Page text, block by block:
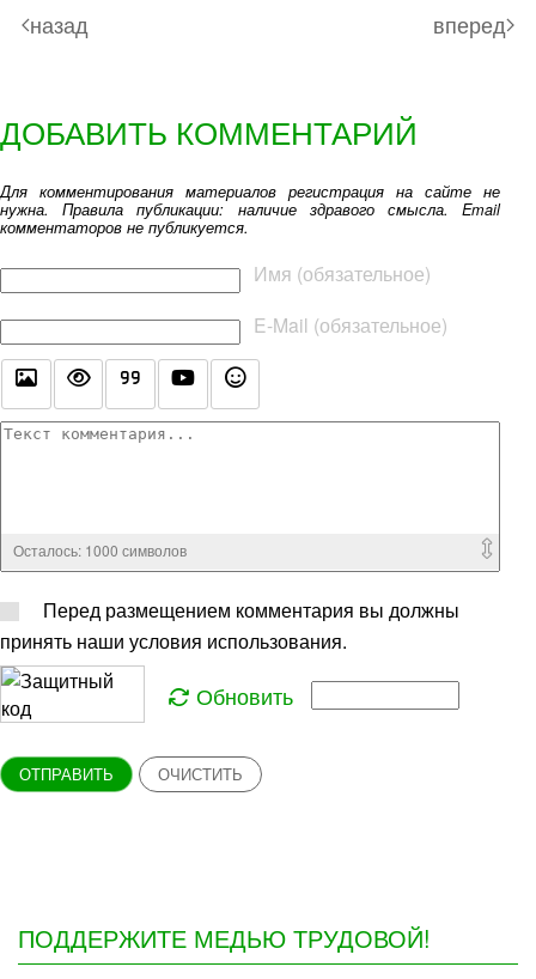
назад вперед
ДОБАВИТЬ КОММЕНТАРИЙ
Для комментирования материалов регистрация на сайте не
нужна. Правила публикации: наличие здравого смысла. Email
комментаторов не публикуется.
Имя (обязательное)
E-Mail (обязательное)
Текст комментария
Осталось: 1000 символов
Перед размещением комментария вы должны
принять наши условия использования.
Обновить
ОТПРАВИТЬ ОЧИСТИТЬ
ПОДДЕРЖИТЕ МЕДЬЮ ТРУДОВОЙ!